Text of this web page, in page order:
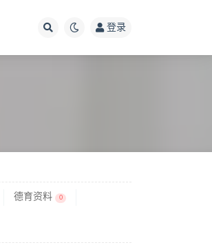
登录
德育资料 0